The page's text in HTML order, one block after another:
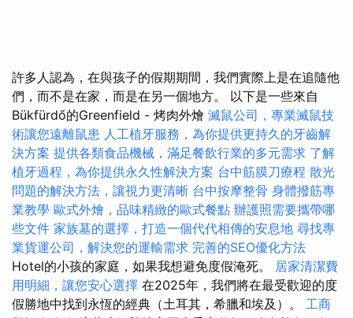
許多人認為，在與孩子的假期期間，我們實際上是在追隨他
們，而不是在家，而是在另一個地方。 以下是一些來自
Bükfürdő的Greenfield - 烤肉外燴 滅鼠公司，專業滅鼠技
術讓您遠離鼠患 人工植牙服務，為你提供更持久的牙齒解
決方案 提供各類食品機械，滿足餐飲行業的多元需求 了解
植牙過程，為你提供永久性解決方案 台中筋膜刀療程 散光
問題的解決方法，讓視力更清晰 台中按摩整骨 身體撥筋專
業教學 歐式外燴，品味精緻的歐式餐點 辦護照需要攜帶哪
些文件 家族墓的選擇，打造一個代代相傳的安息地 尋找專
業貨運公司，解決您的運輸需求 完善的SEO優化方法
Hotel的小孩的家庭，如果我想避免度假淹死。 居家清潔費
用明細，讓您安心選擇 在2025年，我們將在最受歡迎的度
假勝地中找到永恆的經典（土耳其，希臘和埃及）。 工商